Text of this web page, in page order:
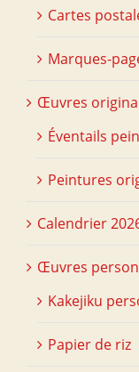
Cartes
Marques-
Œuvres
Éventails
Peintures
Calendrier
Œuvres
Kakejiku
Papier de riz